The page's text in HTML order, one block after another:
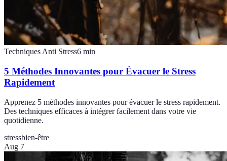
Techniques Anti Stress6 min
5 Méthodes Innovantes pour Évacuer le Stress
Rapidement
Apprenez 5 méthodes innovantes pour évacuer le stress rapidement.
Des techniques efficaces à intégrer facilement dans votre vie
quotidienne.
stressbien-être
Aug 7